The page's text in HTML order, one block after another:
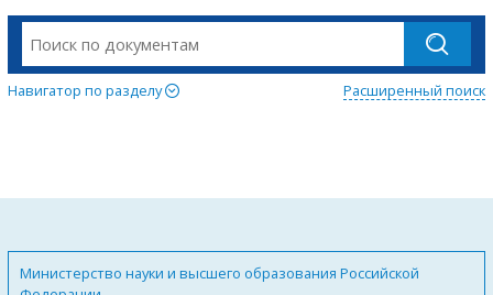
Навигатор по разделу Расширенный поиск
Министерство науки и высшего образования Российской